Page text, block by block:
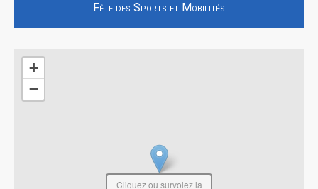
Fête des Sports et Mobilités
+
−
Cliquez ou survolez la